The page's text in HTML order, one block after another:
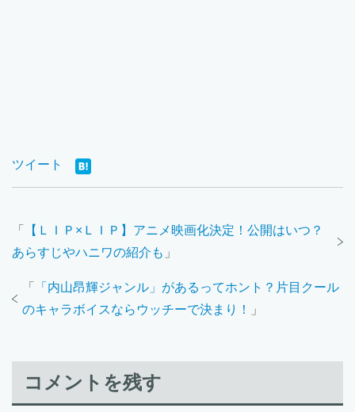
ツイート
「
【ＬＩＰ×ＬＩＰ】アニメ映画化決定！公開はいつ？
あらすじやハニワの紹介も 」
「
「内山昂輝ジャンル」があるってホント？片目クール
のキャラボイスならウッチーで決まり！
」
コメントを残す